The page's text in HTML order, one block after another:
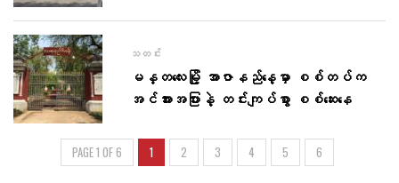
သတင်း
မန္တလေးမြို့ အာဇာနည်နေ့မှာ စစ်တပ်က
အင်အားအပြားနဲ့ တင်းကျပ်စွာ စစ်ဆေးနေ
PAGE 1 OF 6 1 2 3 4 5 6